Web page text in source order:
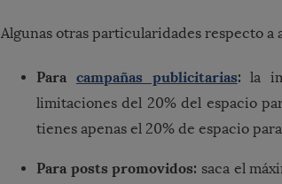
Algunas otras particularidades respecto a
Para campañas publicitarias: la
limitaciones del 20% del espacio
tienes apenas el 20% de espacio
Para posts promovidos: saca el